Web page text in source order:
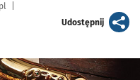
Udostępnijartykuł